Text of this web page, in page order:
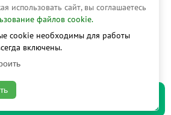
информация, в т.ч.
носит информационный
публичной офертой. Условия
недвижимости на сервисе
быть изменены без
использовать сайт, вы соглашаетесь
файлов cookie.
cookie необходимы для работы
включены.